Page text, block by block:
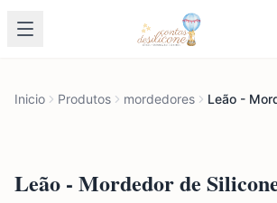
Inicio Produtos mordedores Leão -
Leão - Mordedor de